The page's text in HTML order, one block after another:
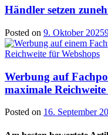
Händler setzen
Posted on 9. Oktober 2025
Werbung auf
maximale
Posted on 16. September